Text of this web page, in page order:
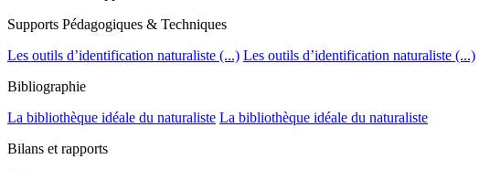
Supports Pédagogiques & Techniques
Les outils d’identification naturaliste (...) Les outils d’identification naturaliste (...)
Bibliographie
La bibliothèque idéale du naturaliste La bibliothèque idéale du naturaliste
Bilans et rapports